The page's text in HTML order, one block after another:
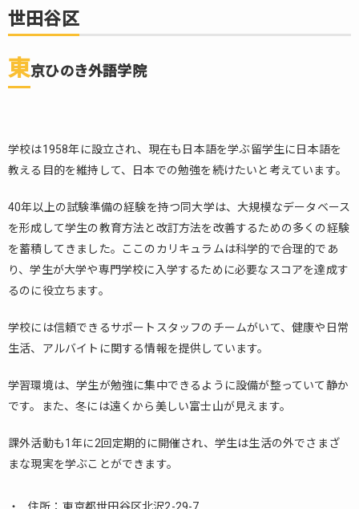
田
谷
1.1.
院
日本
語学
院
2.
杉
区
2.1.
三立
学院
進和
外語
デミ
世田谷区
東京ひのき外語学院
学校は1958年に設立され、現在も日本語を学ぶ留学生に日本語を
教える目的を維持して、日本での勉強を続けたいと考えています。
40年以上の試験準備の経験を持つ同大学は、大規模なデータベース
を形成して学生の教育方法と改訂方法を改善するための多くの経験
を蓄積してきました。ここのカリキュラムは科学的で合理的であ
り、学生が大学や専門学校に入学するために必要なスコアを達成す
るのに役立ちます。
学校には信頼できるサポートスタッフのチームがいて、健康や日常
生活、アルバイトに関する情報を提供しています。
学習環境は、学生が勉強に集中できるように設備が整っていて静か
です。また、冬には遠くから美しい富士山が見えます。
課外活動も1年に2回定期的に開催され、学生は生活の外でさまざ
まな現実を学ぶことができます。